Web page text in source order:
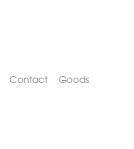
Contact Goods